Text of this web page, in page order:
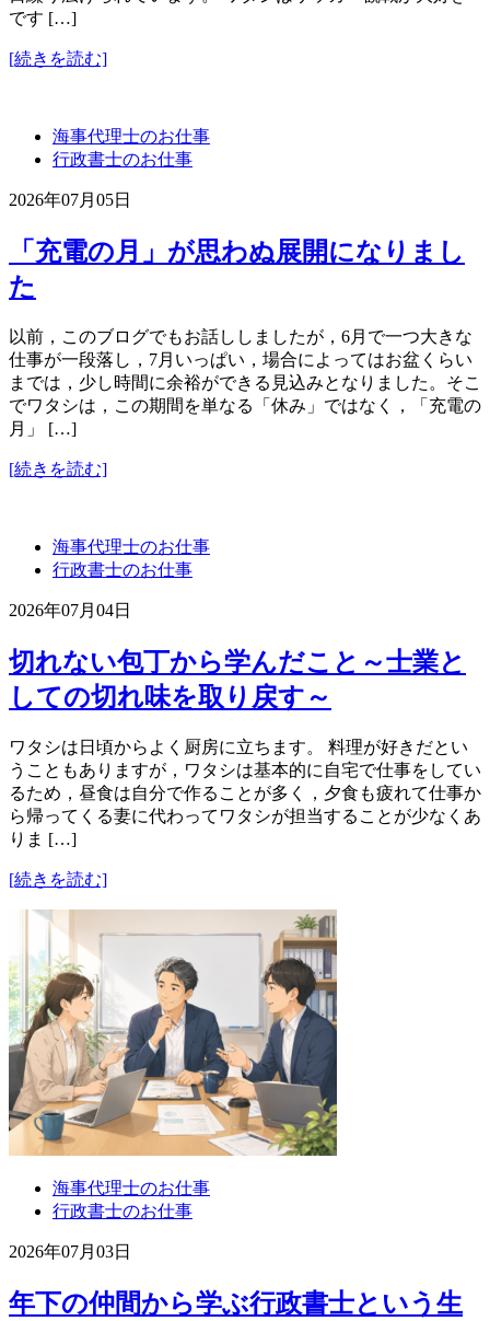
です […]
[続きを読む]
海事代理士のお仕事
行政書士のお仕事
2026年07月05日
「充電の月」が思わぬ展開になりまし
た
以前，このブログでもお話ししましたが，6月で一つ大きな
仕事が一段落し，7月いっぱい，場合によってはお盆くらい
までは，少し時間に余裕ができる見込みとなりました。そこ
でワタシは，この期間を単なる「休み」ではなく，「充電の
月」 […]
[続きを読む]
海事代理士のお仕事
行政書士のお仕事
2026年07月04日
切れない包丁から学んだこと～士業と
しての切れ味を取り戻す～
ワタシは日頃からよく厨房に立ちます。 料理が好きだとい
うこともありますが，ワタシは基本的に自宅で仕事をしてい
るため，昼食は自分で作ることが多く，夕食も疲れて仕事か
ら帰ってくる妻に代わってワタシが担当することが少なくあ
りま […]
[続きを読む]
海事代理士のお仕事
行政書士のお仕事
2026年07月03日
年下の仲間から学ぶ行政書士という生